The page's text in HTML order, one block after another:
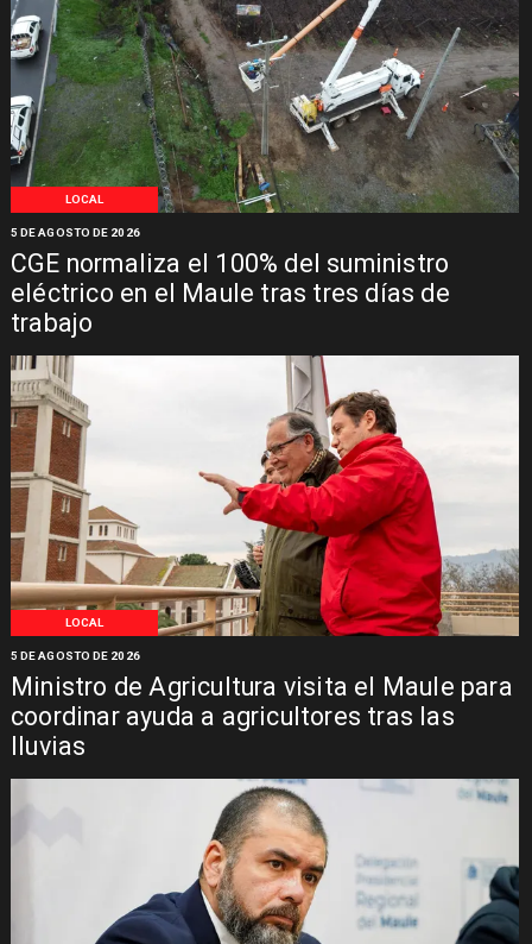
LOCAL
CGE normaliza el 100% del suministro
eléctrico en el Maule tras tres días de
trabajo
5 DE AGOSTO DE 2026
LOCAL
Ministro de Agricultura visita el Maule para
coordinar ayuda a agricultores tras las
lluvias
5 DE AGOSTO DE 2026